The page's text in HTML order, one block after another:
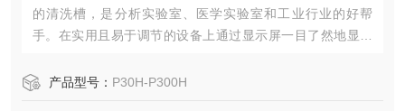
的清洗槽，是分析实验室、医学实验室和工业行业的好帮
手。在实用且易于调节的设备上通过显示屏一目了然地显示
殊功能补全考虑周详的供货。所以，此设备比常用超声波设
产品型号： P30H-P300H